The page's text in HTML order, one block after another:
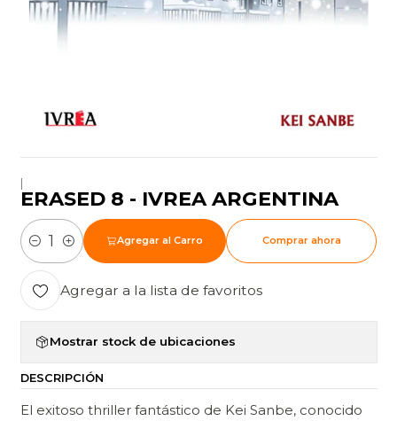
|
ERASED 8 - IVREA ARGENTINA
Cantidad
Agregar al Carro Comprar ahora
Agregar a la lista de favoritos
Mostrar stock de ubicaciones
DESCRIPCIÓN
El exitoso thriller fantástico de Kei Sanbe, conocido